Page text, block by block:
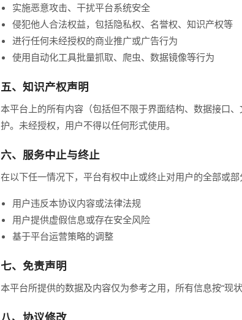
实施恶意攻击、干扰平台系统安全
侵犯他人合法权益，包括隐私权、名誉权、知识产权等
进行任何未经授权的商业推广或广告行为
使用自动化工具批量抓取、爬虫、数据镜像等行为
五、知识产权声明
本平台上的所有内容（包括但不限于界面结构、数据接口
护。未经授权，用户不得以任何形式使用。
六、服务中止与终止
在以下任一情况下，平台有权中止或终止对用户的全部或部
用户违反本协议内容或法律法规
用户提供虚假信息或存在安全风险
基于平台运营策略的调整
七、免责声明
本平台所提供的数据及内容仅为参考之用，所有信息按“现
八、协议修改